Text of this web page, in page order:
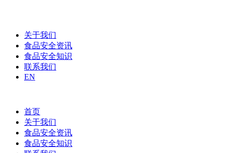
关于我们
食品安全资讯
食品安全知识
联系我们
EN
首页
关于我们
食品安全资讯
食品安全知识